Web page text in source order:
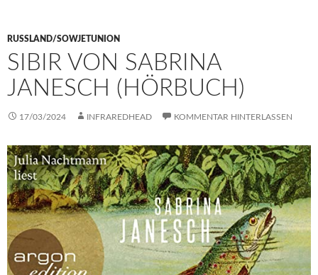
RUSSLAND/SOWJETUNION
SIBIR VON SABRINA
JANESCH (HÖRBUCH)
17/03/2024 INFRAREDHEAD KOMMENTAR HINTERLASSEN